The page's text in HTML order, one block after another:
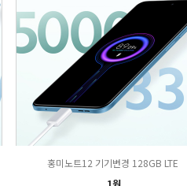
홍미노트12 기기변경 128GB LTE
1원